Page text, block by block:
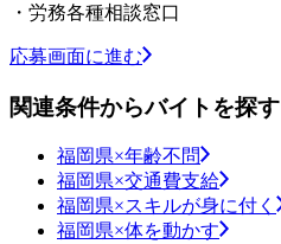
・労務各種相談窓口
応募画面に進む
関連条件からバイトを探す
福岡県×年齢不問
福岡県×交通費支給
福岡県×スキルが身に付く
福岡県×体を動かす